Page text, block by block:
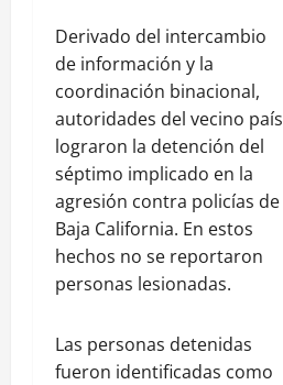
Derivado del intercambio
de información y la
coordinación binacional,
autoridades del vecino país
lograron la detención del
séptimo implicado en la
agresión contra policías de
Baja California. En estos
hechos no se reportaron
personas lesionadas.
Las personas detenidas
fueron identificadas como